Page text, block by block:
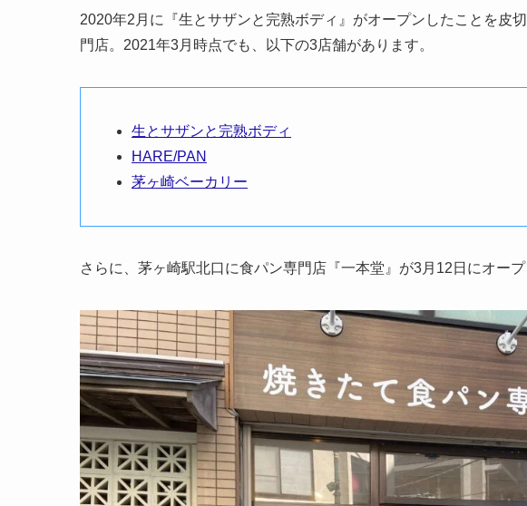
2020年2月に『生とサザンと完熟ボディ』がオープンしたことを皮
門店。2021年3月時点でも、以下の3店舗があります。
生とサザンと完熟ボディ
HARE/PAN
茅ヶ崎ベーカリー
さらに、茅ヶ崎駅北口に食パン専門店『一本堂』が3月12日にオープ